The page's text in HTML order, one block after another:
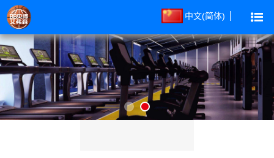
中文(简体)